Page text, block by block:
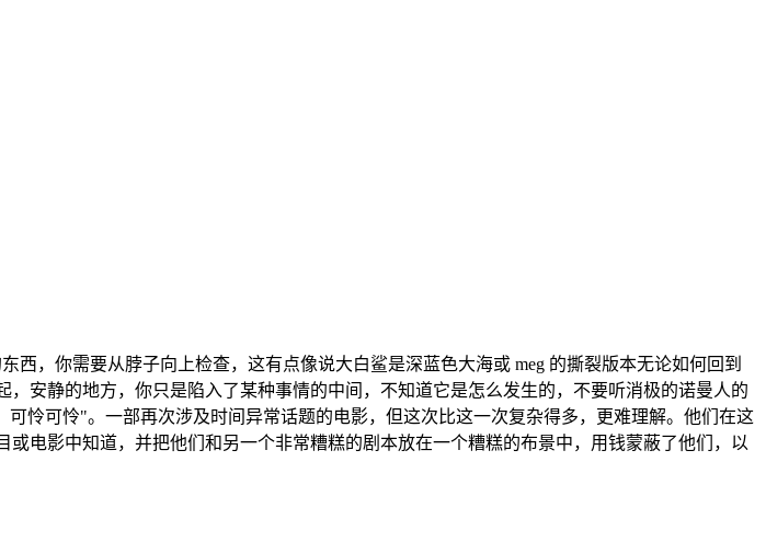
，你需要从脖子向上检查，这有点像说大白鲨是深蓝色大海或 meg 的撕裂版本无论如何回到
安静的地方，你只是陷入了某种事情的中间，不知道它是怎么发生的，不要听消极的诺曼人的
怜可怜"。一部再次涉及时间异常话题的电影，但这次比这一次复杂得多，更难理解。他们在这
电影中知道，并把他们和另一个非常糟糕的剧本放在一个糟糕的布景中，用钱蒙蔽了他们，以